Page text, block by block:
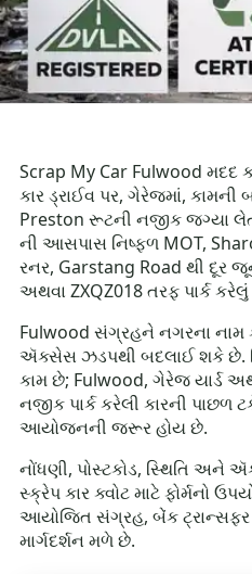
Scrap My Car Fulwood
કાર ડ્રાઈવ પર, ગેરેજમાં, કામની
Preston રૂટની નજીક જગ્યા
ની આસપાસ નિષ્ફળ MOT,
રનર, Garstang Road થી દૂર
અથવા ZXQZ018 તરફ પાર્ક
Fulwood સંગ્રહને નગરના નામ
ઍક્સેસ ઝડપથી બદલાઈ શકે છે.
કામ છે; Fulwood, ગેરેજ યાર્ડ
નજીક પાર્ક કરેલી કારની
આયોજનની જરૂર હોય છે.
નોંધણી, પોસ્ટકોડ, સ્થિતિ અને
સ્ક્રેપ કાર ક્વોટ માટે ફોર્મનો
આયોજિત સંગ્રહ, બેંક
માર્ગદર્શન મળે છે.